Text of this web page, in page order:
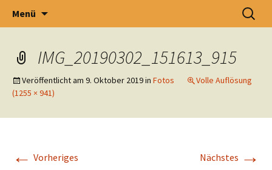
Zirkomania
Wir leben Zirkus!
Menü
Suchen
nach:
IMG_20190302_151613_915
Veröffentlicht am 9. Oktober 2019in Fotos
Volle Auflösung
(1255 × 941)
← Vorheriges Nächstes →